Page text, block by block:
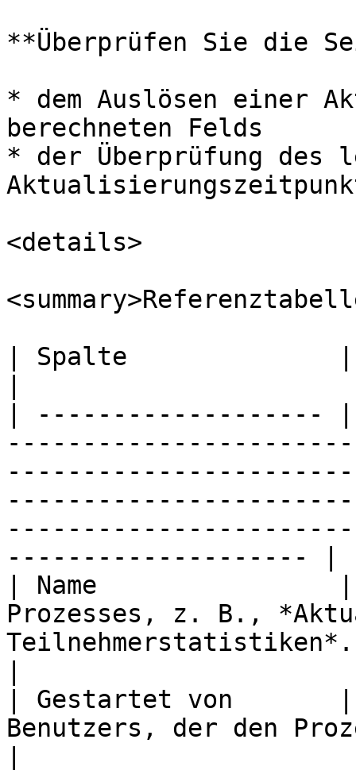
**Überprüfen Sie die
* dem Auslösen einer
berechneten Felds
* der Überprüfung des
<details>
| Spalte              |
| -------------------
-------------------- |
| Name                |
Prozesses, z. B.,
Teilnehmerstatistiken*.
| Gestartet von       |
Benutzers, der den